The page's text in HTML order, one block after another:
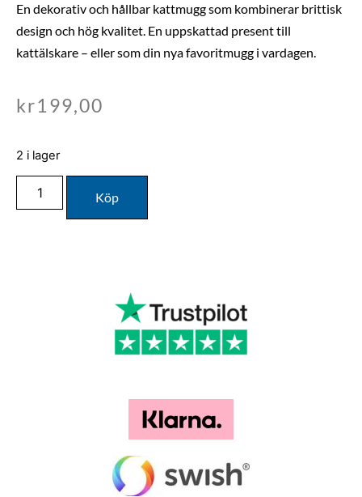
En dekorativ och hållbar kattmugg som kombinerar brittisk
design och hög kvalitet. En uppskattad present till
kattälskare – eller som din nya favoritmugg i vardagen.
kr199,00
2 i lager
Köp